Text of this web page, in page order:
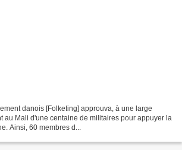
danois [Folketing] approuva, à une large
au Mali d'une centaine de militaires pour appuyer la
Ainsi, 60 membres d...